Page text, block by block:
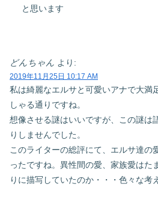
と思います
どんちゃん より:
2019年11月25日 10:17 AM
私は綺麗なエルサと可愛いアナで大満
しゃる通りですね。
想像させる謎はいいですが、この謎は
りしませんでした。
このライターの総評にて、エルサ達の
ったですね。異性間の愛、家族愛はた
りに描写していたのか・・・色々な考